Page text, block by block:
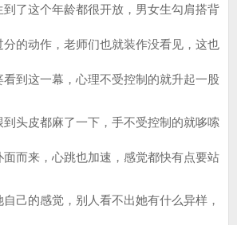
这个年龄都很开放，男女生勾肩搭背
的动作，老师们也就装作没看见，这也
到这一幕，心理不受控制的就升起一股
皮都麻了一下，手不受控制的就哆嗦
而来，心跳也加速，感觉都快有点要站
的感觉，别人看不出她有什么异样，